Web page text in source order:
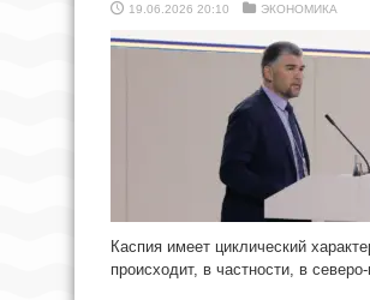
19.06.2026 20:10 ЭКОНОМИКА
Каспия имеет циклический
происходит, в частности, в